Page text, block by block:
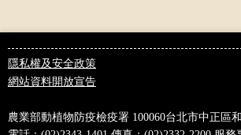
隱私權及安全政策
網站資料開放宣告
農業部動植物防疫檢疫署 100060台北市中正區